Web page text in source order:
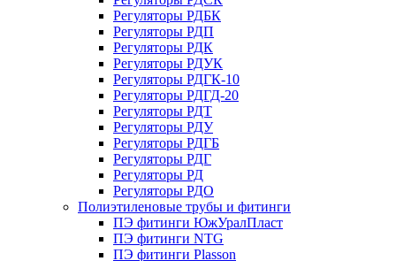
Регуляторы РДБК
Регуляторы РДП
Регуляторы РДК
Регуляторы РДУК
Регуляторы РДГК-10
Регуляторы РДГД-20
Регуляторы РДТ
Регуляторы РДУ
Регуляторы РДГБ
Регуляторы РДГ
Регуляторы РД
Регуляторы РДО
Полиэтиленовые трубы и фитинги
ПЭ фитинги ЮжУралПласт
ПЭ фитинги NTG
ПЭ фитинги Plasson